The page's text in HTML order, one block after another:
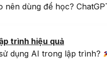
nên dùng để học?
trình hiệu quả
dụng AI trong lập trình?